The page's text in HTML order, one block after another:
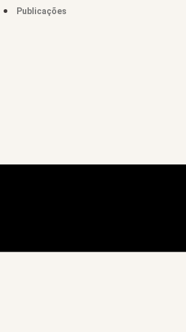
Publicações